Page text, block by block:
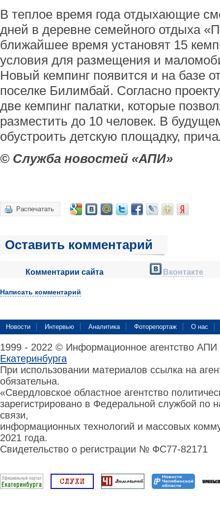
В теплое время года отдыхающие
дней в деревне семейного отдыха
ближайшее время установят 15
условия для размещения и
Новый кемпинг появится и на базе
поселке Билимбай. Согласно
две кемпинг палатки, которые
разместить до 10 человек. В
обустроить детскую площадку,
© Служба новостей «АПИ»
Распечатать
Оставить комментарий
Комментарии сайта Вконтакте
Написать комментарий
Новости Интервью Аналитика Фоторепортаж О нас
1999 - 2022 © Информационное агентство
Екатеринбурга
При использовании материалов ссылка на
обязательна.
«Свердловское областное агентство
зарегистрировано в Федеральной службой по
связи,
информационных технологий и массовых
2021 года.
Свидетельство о регистрации № ФС77-82171